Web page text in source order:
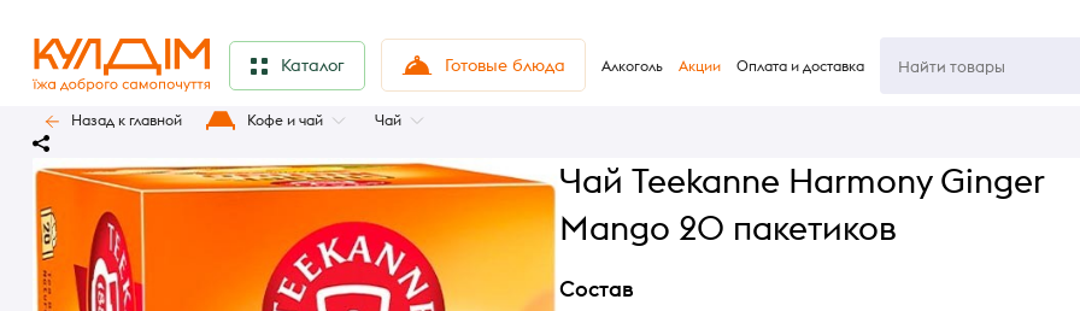
Каталог Готовые блюда Алкоголь Акции Оплата и доставка
Назад к главной Кофе и чай Чай
Чай Teekanne Harmony Ginger
Mango 20 пакетиков
Состав